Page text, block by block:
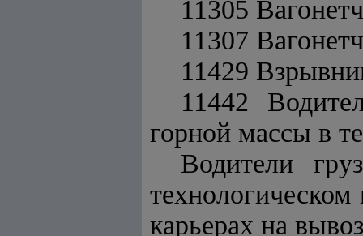
11305
11307
11429
11442
горной массы в
Водители
карьерах на